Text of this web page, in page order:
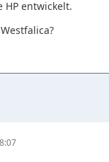
HP entwickelt.